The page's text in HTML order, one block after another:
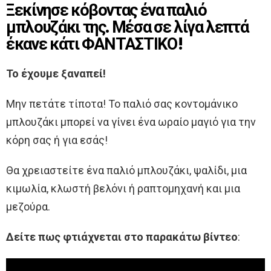
Ξεκίνησε κόβοντας ένα παλιό
μπλουζάκι της. Μέσα σε λίγα λεπτά
έκανε κάτι ΦΑΝΤΑΣΤΙΚΟ!
Το έχουμε ξαναπεί!
Μην πετάτε τίποτα! Το παλιό σας κοντομάνικο
μπλουζάκι μπορεί να γίνει ένα ωραίο μαγιό για την
κόρη σας ή για εσάς!
Θα χρειαστείτε ένα παλιό μπλουζάκι, ψαλίδι, μια
κιμωλία, κλωστή βελόνι ή ραπτομηχανή και μια
μεζούρα.
Δείτε πως φτιάχνεται στο παρακάτω βίντεο: